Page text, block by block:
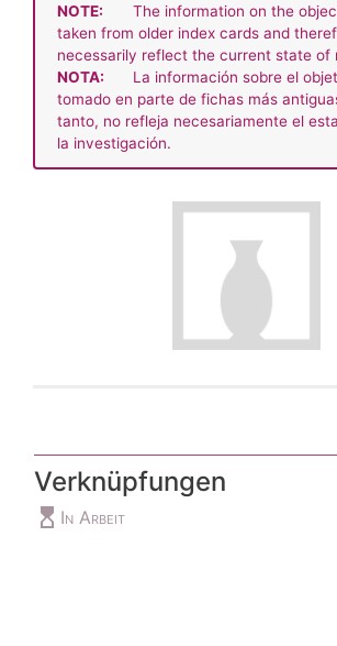
NOTE:
The information on the
taken from older index cards and
necessarily reflect the current state of
NOTA:
La información sobre el
tomado en parte de fichas más
tanto, no refleja necesariamente el
la investigación.
Verknüpfungen
hourglass_top In Arbeit